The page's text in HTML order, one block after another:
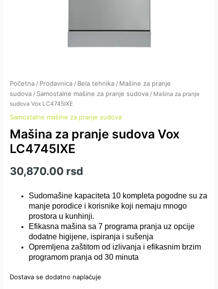
Početna / Prodavnica / Bela tehnika / Mašine za pranje
sudova / Samostalne mašine za pranje sudova / Mašina za pranje
sudova Vox LC4745IXE
Samostalne mašine za pranje sudova
Mašina za pranje sudova Vox
LC4745IXE
30,870.00 rsd
Sudomašine kapaciteta 10 kompleta pogodne su za
manje porodice i korisnike koji nemaju mnogo
prostora u kunhinji.
Efikasna mašina sa 7 programa pranja uz opcije
dodatne higijene, ispiranja i sušenja
Opremljena zaštitom od izlivanja i efikasnim brzim
programom pranja od 30 minuta
Dostava se dodatno naplaćuje